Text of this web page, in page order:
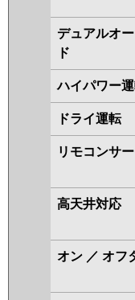
デュアルオ
ド
ハイパワー
ドライ運転
リモコンサ
高天井対応
オン ／ オフ